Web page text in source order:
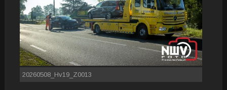
20260508_Hv19_Z0013